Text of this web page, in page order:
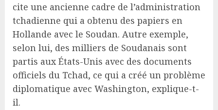
cite une ancienne cadre de l’administration
tchadienne qui a obtenu des papiers en
Hollande avec le Soudan. Autre exemple,
selon lui, des milliers de Soudanais sont
partis aux États-Unis avec des documents
officiels du Tchad, ce qui a créé un problème
diplomatique avec Washington, explique-t-
il.